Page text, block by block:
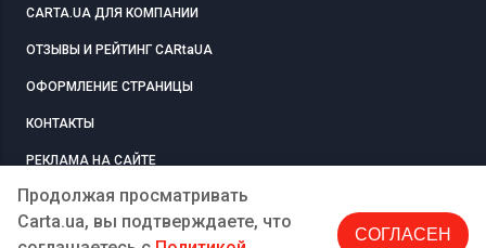
Продолжая просматривать
Carta.ua, вы подтверждаете, что
СОГЛАСЕН
CARTA.UA ДЛЯ КОМПАНИИ
ОТЗЫВЫ И РЕЙТИНГ CARtaUA
ОФОРМЛЕНИЕ СТРАНИЦЫ
КОНТАКТЫ
РЕКЛАМА НА САЙТЕ
РЕГИСТРАЦИЯ КОМПАНИЮ